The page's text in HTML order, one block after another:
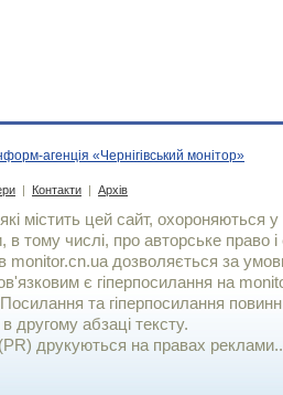
агенція «Чернігівський монітор»
| Контакти | Архів
містить цей сайт, охороняються у
в тому числі, про авторське право і
monitor.cn.ua дозволяється за
є гiперпосилання на
та гіперпосилання
другому абзаці тексту.
друкуються на правах реклами..